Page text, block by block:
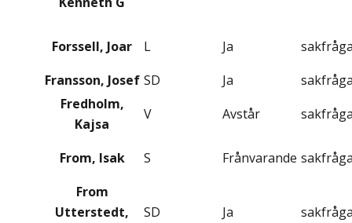
Forssell, Joar L Ja
Fransson, Josef SD Ja
Fredholm,
Kajsa
V Avstår
From, Isak S Frånvarande
From
Utterstedt,
SD Ja